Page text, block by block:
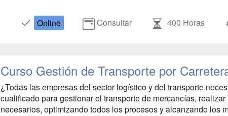
Online Consultar 400 Horas
Curso Gestión de Transporte por
¿Todas las empresas del sector logístico y del transporte
cualificado para gestionar el transporte de mercancías,
necesarios, optimizando todos los procesos y alcanzando los